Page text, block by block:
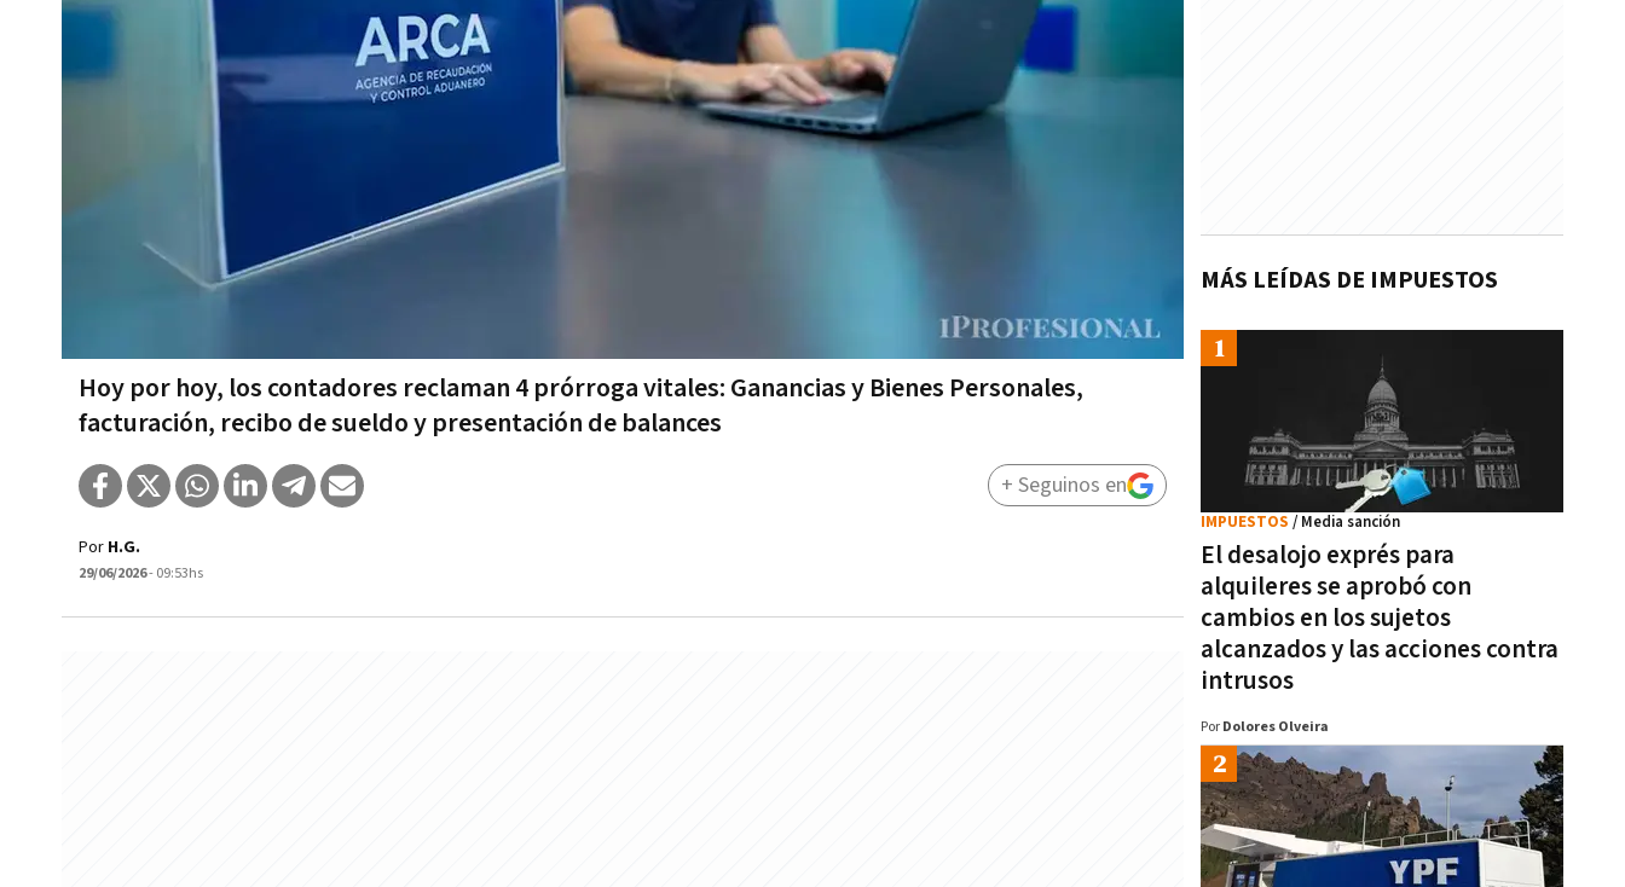
Hoy por hoy, los contadores reclaman 4 prórroga vitales: Ganancias y Bienes Personales,
facturación, recibo de sueldo y presentación de balances
Por H.G.
29/06/2026- 09:53hs
+ Seguinos en
MÁS LEÍDAS DE IMPUESTOS
El desalojo exprés para
alquileres se aprobó con
cambios en los sujetos
alcanzados y las acciones contra
intrusos
IMPUESTOS / Media sanción
Por Dolores Olveira